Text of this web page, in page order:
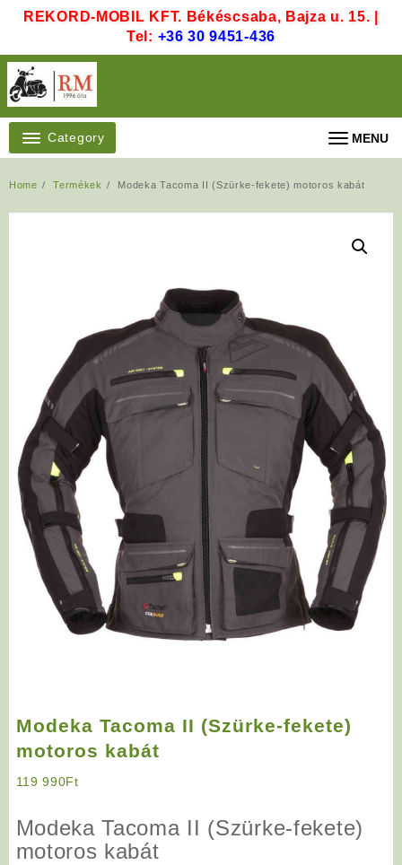
REKORD-MOBIL KFT. Békéscsaba, Bajza u. 15. |
Tel: +36 30 9451-436
Category MENU
Home Termékek Modeka Tacoma II (Szürke-fekete) motoros kabát
Modeka Tacoma II (Szürke-fekete)
motoros kabát
119 990Ft
Modeka Tacoma II (Szürke-fekete)
motoros kabát